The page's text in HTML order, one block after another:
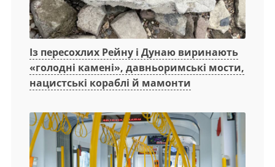
Із пересохлих Рейну і Дунаю виринають
«голодні камені», давньоримські мости,
нацистські кораблі й мамонти